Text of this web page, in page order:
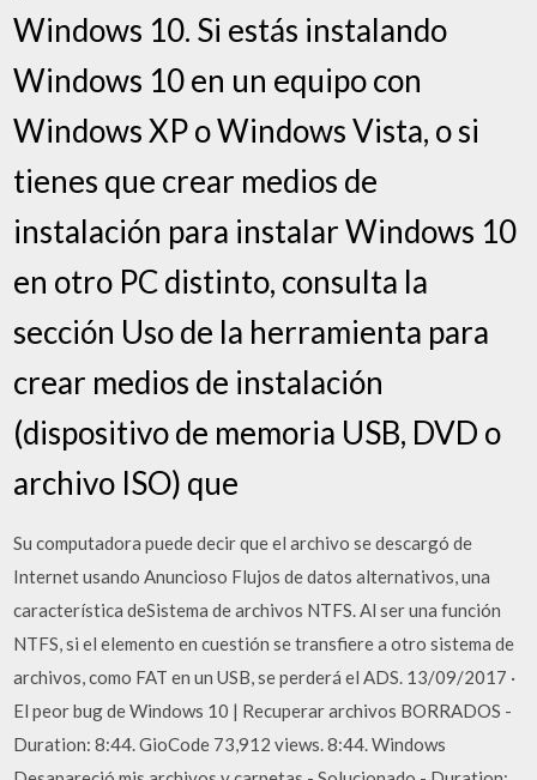
Windows 10. Si estás instalando
Windows 10 en un equipo con
Windows XP o Windows Vista, o si
tienes que crear medios de
instalación para instalar Windows 10
en otro PC distinto, consulta la
sección Uso de la herramienta para
crear medios de instalación
(dispositivo de memoria USB, DVD o
archivo ISO) que
Su computadora puede decir que el archivo se descargó de
Internet usando Anuncioso Flujos de datos alternativos, una
característica deSistema de archivos NTFS. Al ser una función
NTFS, si el elemento en cuestión se transfiere a otro sistema de
archivos, como FAT en un USB, se perderá el ADS. 13/09/2017 ·
El peor bug de Windows 10 | Recuperar archivos BORRADOS -
Duration: 8:44. GioCode 73,912 views. 8:44. Windows